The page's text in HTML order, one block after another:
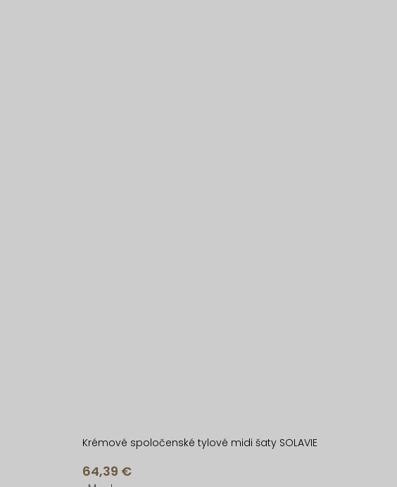
Krémové spoločenské tylové midi šaty SOLAVIE
64,39 €